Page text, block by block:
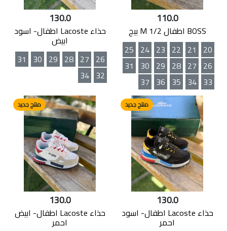
110.0
BOSS اطفال M 1/2 بيج
20
21
22
23
24
25
26
27
28
29
30
31
33
34
35
36
37
130.0
حذاء Lacoste اطفال- اسود
ابيض
26
27
28
29
30
31
32
34
منتج جديد
130.0
حذاء Lacoste اطفال- اسود
احمر
منتج جديد
130.0
حذاء Lacoste اطفال- ابيض
احمر